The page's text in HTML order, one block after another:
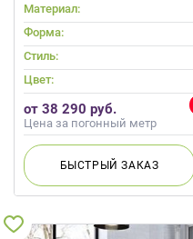
Материал:
Форма:
Стиль:
Цвет:
от 38 290 руб.
Цена за погонный метр
БЫСТРЫЙЗАКАЗ